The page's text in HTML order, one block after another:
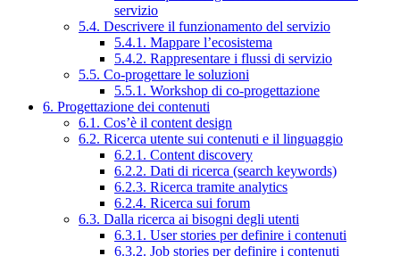
servizio
5.4. Descrivere il funzionamento del servizio
5.4.1. Mappare l’ecosistema
5.4.2. Rappresentare i flussi di servizio
5.5. Co-progettare le soluzioni
5.5.1. Workshop di co-progettazione
6. Progettazione dei contenuti
6.1. Cos’è il content design
6.2. Ricerca utente sui contenuti e il linguaggio
6.2.1. Content discovery
6.2.2. Dati di ricerca (search keywords)
6.2.3. Ricerca tramite analytics
6.2.4. Ricerca sui forum
6.3. Dalla ricerca ai bisogni degli utenti
6.3.1. User stories per definire i contenuti
6.3.2. Job stories per definire i contenuti